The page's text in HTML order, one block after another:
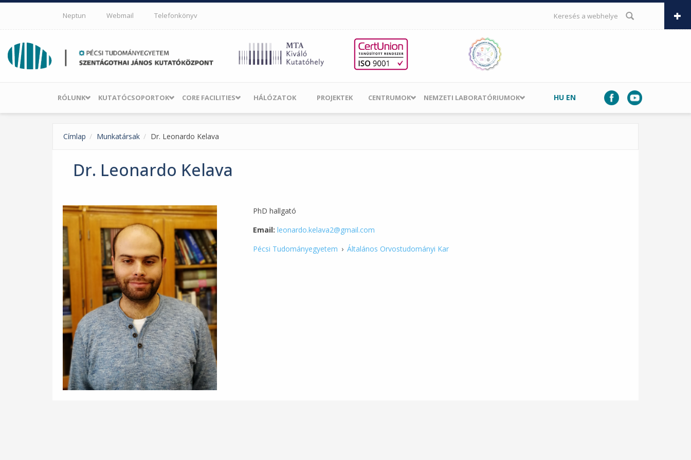
Ugrás a tartalomra
Neptun Webmail Telefonkönyv KERESÉS ŰRLAP
RÓLUNK KUTATÓCSOPORTOK CORE FACILITIES HÁLÓZATOK PROJEKTEK CENTRUMOK NEMZETI LABORATÓRIUMOK HU EN
Címlap Munkatársak Dr. Leonardo Kelava
Dr. Leonardo Kelava
PhD hallgató
Email: leonardo.kelava2@gmail.com
Pécsi Tudományegyetem › Általános Orvostudományi Kar